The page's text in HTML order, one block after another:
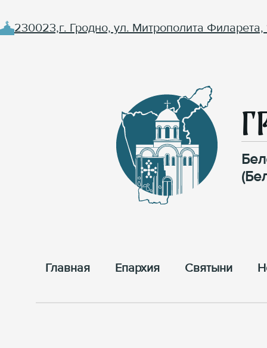
230023,г. Гродно, ул. Митрополита Филарета,
Главная Епархия Cвятыни